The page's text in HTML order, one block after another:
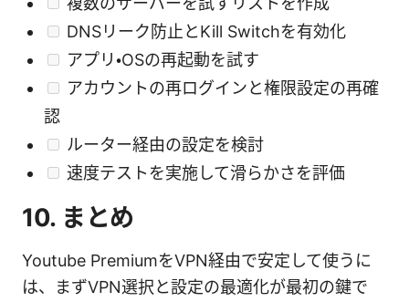
DNSリーク防止とKill Switchを有効化
アプリ・OSの再起動を試す
アカウントの再ログインと権限設定の再確
認
ルーター経由の設定を検討
速度テストを実施して滑らかさを評価
10. まとめ
Youtube PremiumをVPN経由で安定して使うに
は、まずVPN選択と設定の最適化が最初の鍵で